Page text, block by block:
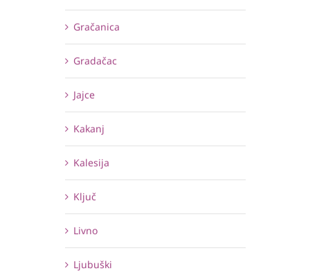
Gračanica
Gradačac
Jajce
Kakanj
Kalesija
Ključ
Livno
Ljubuški